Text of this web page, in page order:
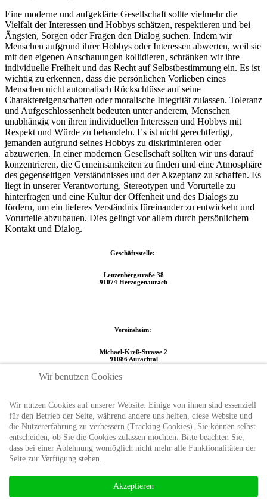
Eine moderne und aufgeklärte Gesellschaft sollte vielmehr die
Vielfalt der Interessen und Hobbys schätzen, respektieren und bei
Ängsten, Sorgen oder Fragen den Dialog suchen. Indem wir
Menschen aufgrund ihrer Hobbys oder Interessen abwerten, weil sie
mit den eigenen Anschauungen kollidieren, schränken wir ihre
individuelle Freiheit und das Recht auf Selbstbestimmung ein. Es ist
wichtig zu erkennen, dass die persönlichen Vorlieben eines
Menschen nicht automatisch Rückschlüsse auf seine
Charaktereigenschaften oder moralische Integrität zulassen. Toleranz
und Aufgeschlossenheit bedeuten unter anderem, Menschen
unabhängig von ihren individuellen Interessen und Hobbys mit
Respekt und Würde zu behandeln. Es ist nicht gerechtfertigt,
jemanden aufgrund seines Hobbys zu diskriminieren oder
abzuwerten. In einer modernen Gesellschaft sollten wir uns darauf
konzentrieren, die Gemeinsamkeiten zu finden und eine Atmosphäre
des gegenseitigen Verständnisses und der Akzeptanz zu schaffen. Es
liegt in unserer Verantwortung, Stereotypen und Vorurteile zu
hinterfragen und eine Kultur der Offenheit und des Dialogs zu
fördern, um ein tieferes Verständnis füreinander zu entwickeln und
Vorurteile abzubauen. Dies gelingt vor allem durch persönlichem
Kontakt und Dialog.
Geschäftsstelle:
Lenzenbergstraße 38
91074 Herzogenaurach
Vereinsheim:
Michael-Kreß-Strasse 2
91086 Aurachtal
Datenschutzerklärung|Cookie einstellungen
© 2019 - 2025 GUNS 'N' RIFLES E.V | ALL RIGHTS RESERVED |
Entwicklung durch ❤ Made in The Basement
Wir benutzen Cookies
Wir nutzen Cookies auf unserer Website. Einige von ihnen sind essenziell
für den Betrieb der Seite, während andere uns helfen, diese Website und
die Nutzererfahrung zu verbessern (Tracking Cookies). Sie können selbst
entscheiden, ob Sie die Cookies zulassen möchten. Bitte beachten Sie,
dass bei einer Ablehnung womöglich nicht mehr alle Funktionalitäten der
Seite zur Verfügung stehen.
Akzeptieren
×
Sie das Symbol.
zum Startbildschirm hinzufügen.